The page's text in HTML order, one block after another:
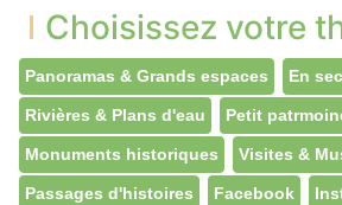
Choisissez votre
Panoramas & Grands espaces En
Rivières & Plans d'eau Petit
Monuments historiques Visites &
Passages d'histoires Facebook